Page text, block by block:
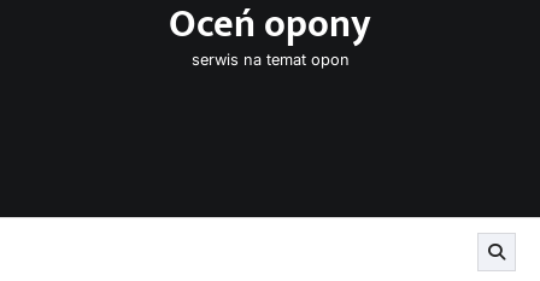
Oceń opony
serwis na temat opon